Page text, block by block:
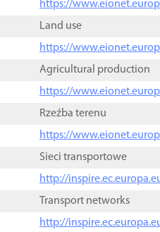
https://
Land use
https://
Agricultural production
https://
Rzeźba terenu
https://
Sieci transportowe
http://
Transport networks
http://